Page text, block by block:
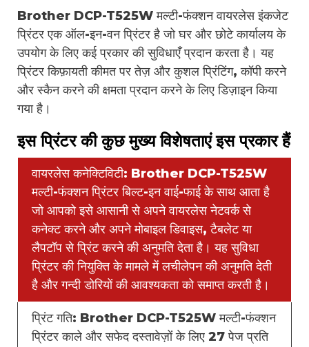
Brother DCP-T525W मल्टी-फंक्शन वायरलेस इंकजेट
प्रिंटर एक ऑल-इन-वन प्रिंटर है जो घर और छोटे कार्यालय के
उपयोग के लिए कई प्रकार की सुविधाएँ प्रदान करता है। यह
प्रिंटर किफ़ायती कीमत पर तेज़ और कुशल प्रिंटिंग, कॉपी करने
और स्कैन करने की क्षमता प्रदान करने के लिए डिज़ाइन किया
गया है।
इस प्रिंटर की कुछ मुख्य विशेषताएं इस प्रकार हैं
वायरलेस कनेक्टिविटी: Brother DCP-T525W
मल्टी-फंक्शन प्रिंटर बिल्ट-इन वाई-फाई के साथ आता है
जो आपको इसे आसानी से अपने वायरलेस नेटवर्क से
कनेक्ट करने और अपने मोबाइल डिवाइस, टैबलेट या
लैपटॉप से प्रिंट करने की अनुमति देता है। यह सुविधा
प्रिंटर की नियुक्ति के मामले में लचीलेपन की अनुमति देती
है और गन्दी डोरियों की आवश्यकता को समाप्त करती है।
प्रिंट गति: Brother DCP-T525W मल्टी-फंक्शन
प्रिंटर काले और सफेद दस्तावेज़ों के लिए 27 पेज प्रति